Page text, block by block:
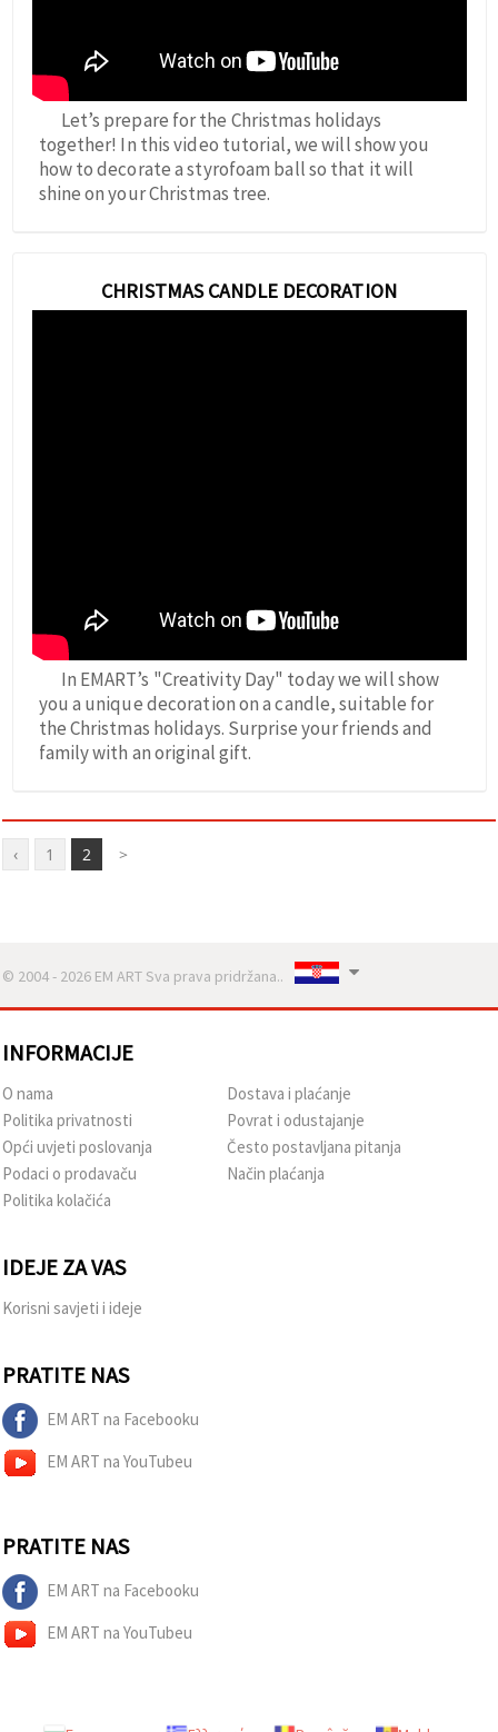
Let’s prepare for the Christmas holidays
together! In this video tutorial, we will show you
how to decorate a styrofoam ball so that it will
shine on your Christmas tree.
CHRISTMAS CANDLE DECORATION
In EMART’s "Creativity Day" today we will show
you a unique decoration on a candle, suitable for
the Christmas holidays. Surprise your friends and
family with an original gift.
‹ 1 2 >
© 2004 - 2026 EM ART Sva prava pridržana..
INFORMACIJE
O nama
Politika privatnosti
Opći uvjeti poslovanja
Podaci o prodavaču
Politika kolačića
Dostava i plaćanje
Povrat i odustajanje
Često postavljana pitanja
Način plaćanja
IDEJE ZA VAS
Korisni savjeti i ideje
PRATITE NAS
EM ART na Facebooku
EM ART na YouTubeu
PRATITE NAS
EM ART na Facebooku
EM ART na YouTubeu